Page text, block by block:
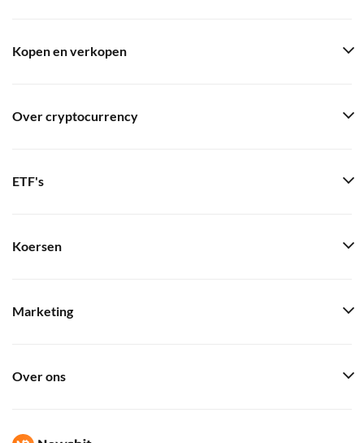
Kopen en verkopen
Over cryptocurrency
ETF's
Koersen
Marketing
Over ons